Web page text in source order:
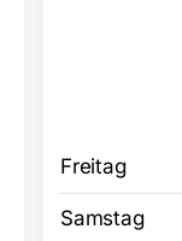
Freitag
Samstag